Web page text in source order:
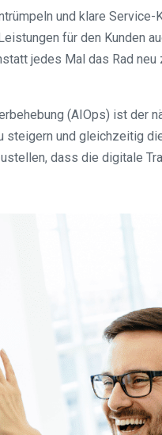
und klare Service-
für den Kunden
jedes Mal das Rad
(AIOps) ist der
und gleichzeitig
dass die digitale